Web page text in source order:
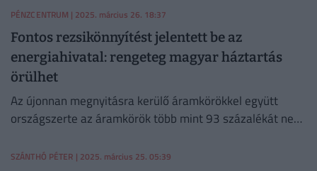
alakulásába is.
PÉNZCENTRUM | 2025. március 26. 18:37
Fontos rezsikönnyítést jelentett be az
energiahivatal: rengeteg magyar háztartás
örülhet
Az újonnan megnyitásra kerülő áramkörökkel együtt
országszerte az áramkörök több mint 93 százalékát nem
SZÁNTHÓ PÉTER | 2025. március 25. 05:39